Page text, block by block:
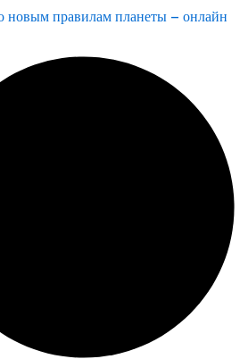
новым правилам планеты – онлайн